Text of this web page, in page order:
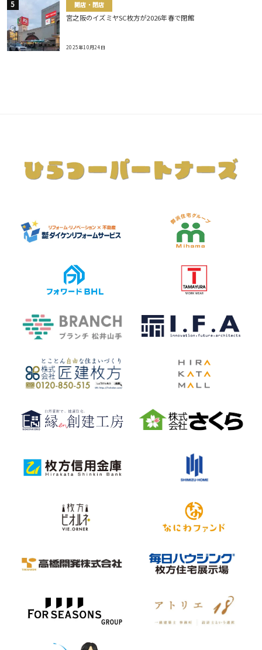
開店・閉店
宮之阪のイズミヤSC枚方が2026年春で閉館
2025年10月24日